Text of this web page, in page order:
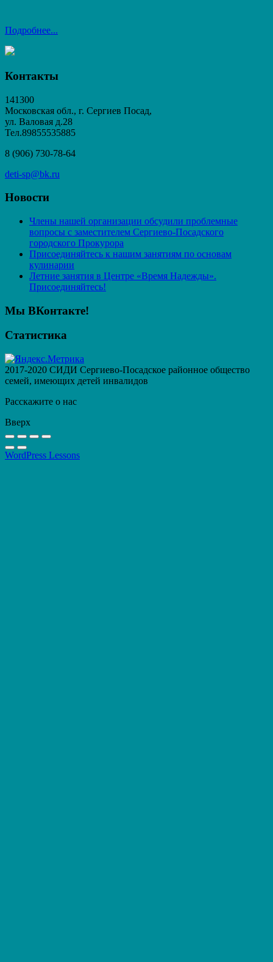
Подробнее...
Контакты
141300
Московская обл., г. Сергиев Посад,
ул. Валовая д.28
Тел.89855535885
8 (906) 730-78-64
deti-sp@bk.ru
Новости
Члены нашей организации обсудили проблемные
вопросы с заместителем Сергиево-Посадского
городского Прокурора
Присоединяйтесь к нашим занятиям по основам
кулинарии
Летние занятия в Центре «Время Надежды».
Присоединяйтесь!
Мы ВКонтакте!
Статистика
2017-2020 СИДИ Сергиево-Посадское районное общество
семей, имеющих детей инвалидов
Расскажите о нас
Вверх
WordPress Lessons